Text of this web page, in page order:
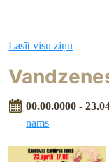
Lasīt visu ziņu
00.00.0000 -
nams